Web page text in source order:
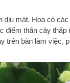
dịu mát. Hoa có
điểm thân cây thấp
trên bàn làm việc,